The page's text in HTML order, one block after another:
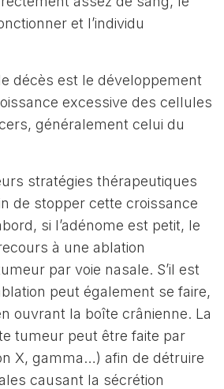
et l’individu
décès est le développement
excessive des cellules
généralement celui du
stratégies thérapeutiques
de stopper cette croissance
si l’adénome est petit, le
à une ablation
par voie nasale. S’il est
peut également se faire,
ouvrant la boîte crânienne. La
tumeur peut être faite par
X, gamma…) afin de détruire
causant la sécrétion